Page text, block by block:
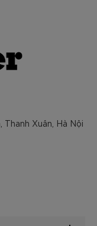
Xuân, Hà Nội